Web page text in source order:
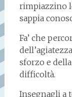
rimpiazzino
sappia
Fa’ che
sforzo e
difficoltà.
Insegnagli a